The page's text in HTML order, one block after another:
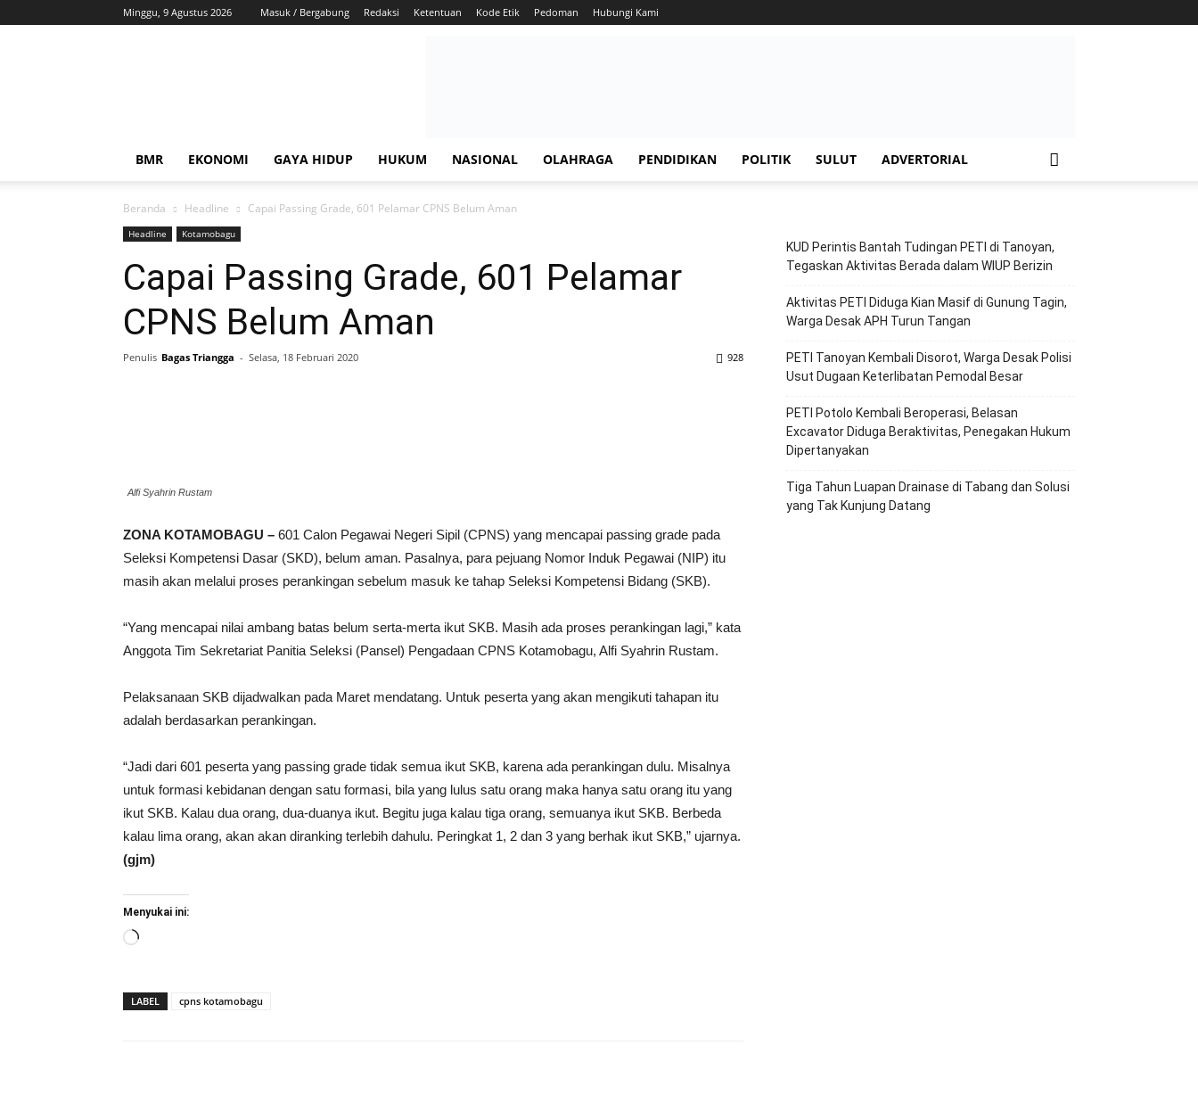
Minggu, 9 Agustus 2026 Masuk / Bergabung Redaksi Ketentuan Kode Etik Pedoman Hubungi Kami
BMR EKONOMI GAYA HIDUP HUKUM NASIONAL OLAHRAGA PENDIDIKAN POLITIK SULUT ADVERTORIAL
Beranda Headline Capai Passing Grade, 601 Pelamar CPNS Belum Aman
Headline Kotamobagu
Capai Passing Grade, 601 Pelamar
CPNS Belum Aman
Penulis Bagas Triangga - Selasa, 18 Februari 2020 928
Alfi Syahrin Rustam
ZONA KOTAMOBAGU – 601 Calon Pegawai Negeri Sipil (CPNS) yang mencapai passing grade pada
Seleksi Kompetensi Dasar (SKD), belum aman. Pasalnya, para pejuang Nomor Induk Pegawai (NIP) itu
masih akan melalui proses perankingan sebelum masuk ke tahap Seleksi Kompetensi Bidang (SKB).
“Yang mencapai nilai ambang batas belum serta-merta ikut SKB. Masih ada proses perankingan lagi,” kata
Anggota Tim Sekretariat Panitia Seleksi (Pansel) Pengadaan CPNS Kotamobagu, Alfi Syahrin Rustam.
Pelaksanaan SKB dijadwalkan pada Maret mendatang. Untuk peserta yang akan mengikuti tahapan itu
adalah berdasarkan perankingan.
“Jadi dari 601 peserta yang passing grade tidak semua ikut SKB, karena ada perankingan dulu. Misalnya
untuk formasi kebidanan dengan satu formasi, bila yang lulus satu orang maka hanya satu orang itu yang
ikut SKB. Kalau dua orang, dua-duanya ikut. Begitu juga kalau tiga orang, semuanya ikut SKB. Berbeda
kalau lima orang, akan akan diranking terlebih dahulu. Peringkat 1, 2 dan 3 yang berhak ikut SKB,” ujarnya.
(gjm)
Menyukai ini:
Memuat...
LABEL cpns kotamobagu
KUD Perintis Bantah Tudingan PETI di Tanoyan,
Tegaskan Aktivitas Berada dalam WIUP Berizin
Aktivitas PETI Diduga Kian Masif di Gunung Tagin,
Warga Desak APH Turun Tangan
PETI Tanoyan Kembali Disorot, Warga Desak Polisi
Usut Dugaan Keterlibatan Pemodal Besar
PETI Potolo Kembali Beroperasi, Belasan
Excavator Diduga Beraktivitas, Penegakan Hukum
Dipertanyakan
Tiga Tahun Luapan Drainase di Tabang dan Solusi
yang Tak Kunjung Datang